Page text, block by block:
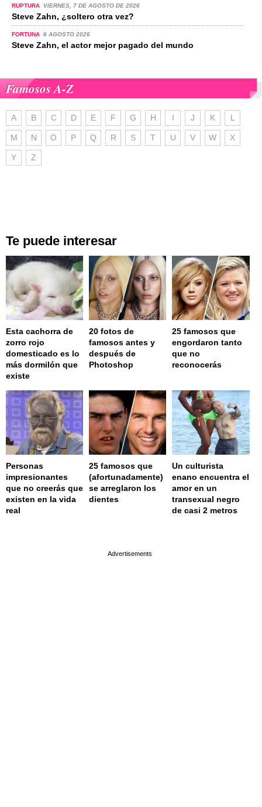
RUPTURA VIERNES, 7 DE AGOSTO DE 2026
Steve Zahn, ¿soltero otra vez?
FORTUNA 6 AGOSTO 2026
Steve Zahn, el actor mejor pagado del mundo
Famosos A-Z
A B C D E F G H I J K L
M N O P Q R S T U V W X
Y Z
Te puede interesar
Esta cachorra de
zorro rojo
domesticado es lo
más dormilón que
existe
20 fotos de
famosos antes y
después de
Photoshop
25 famosos que
engordaron tanto
que no
reconocerás
Personas
impresionantes
que no creerás que
existen en la vida
real
25 famosos que
(afortunadamente)
se arreglaron los
dientes
Un culturista
enano encuentra el
amor en un
transexual negro
de casi 2 metros